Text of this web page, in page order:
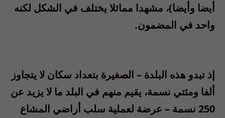
أيضا وأيضا)، مشهدا مماثلا يختلف في الشكل لكنه
واحد في المضمون.
إذ تبدو هذه البلدة – الصغيرة بتعداد سكان لا يتجاوز
ألفا ومئتي نسمة، يقيم منهم في البلد ما لا يزيد عن
250 نسمة – عرضة لعملية سلب أراضي المشاع